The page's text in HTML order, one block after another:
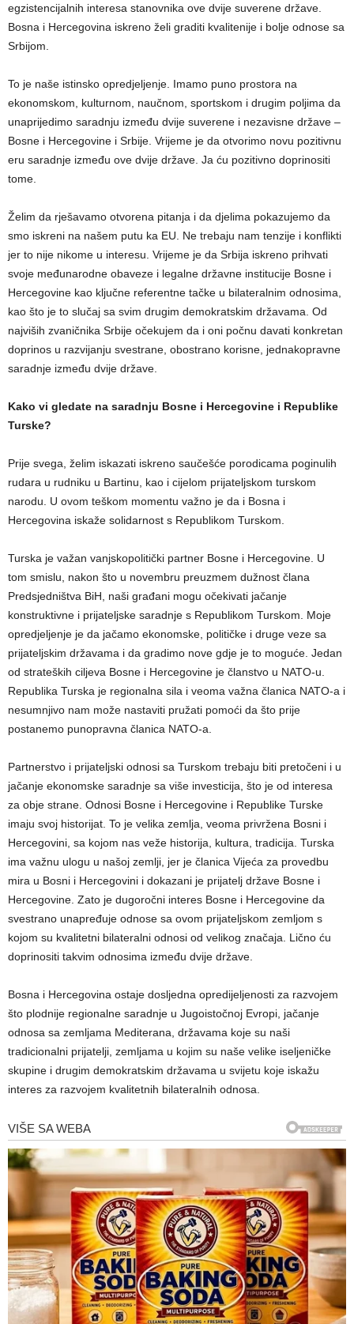
egzistencijalnih interesa stanovnika ove dvije suverene države.
Bosna i Hercegovina iskreno želi graditi kvalitenije i bolje odnose sa
Srbijom.
To je naše istinsko opredjeljenje. Imamo puno prostora na
ekonomskom, kulturnom, naučnom, sportskom i drugim poljima da
unaprijedimo saradnju između dvije suverene i nezavisne države –
Bosne i Hercegovine i Srbije. Vrijeme je da otvorimo novu pozitivnu
eru saradnje između ove dvije države. Ja ću pozitivno doprinositi
tome.
Želim da rješavamo otvorena pitanja i da djelima pokazujemo da
smo iskreni na našem putu ka EU. Ne trebaju nam tenzije i konflikti
jer to nije nikome u interesu. Vrijeme je da Srbija iskreno prihvati
svoje međunarodne obaveze i legalne državne institucije Bosne i
Hercegovine kao ključne referentne tačke u bilateralnim odnosima,
kao što je to slučaj sa svim drugim demokratskim državama. Od
najviših zvaničnika Srbije očekujem da i oni počnu davati konkretan
doprinos u razvijanju svestrane, obostrano korisne, jednakopravne
saradnje između dvije države.
Kako vi gledate na saradnju Bosne i Hercegovine i Republike
Turske?
Prije svega, želim iskazati iskreno saučešće porodicama poginulih
rudara u rudniku u Bartinu, kao i cijelom prijateljskom turskom
narodu. U ovom teškom momentu važno je da i Bosna i
Hercegovina iskaže solidarnost s Republikom Turskom.
Turska je važan vanjskopolitički partner Bosne i Hercegovine. U
tom smislu, nakon što u novembru preuzmem dužnost člana
Predsjedništva BiH, naši građani mogu očekivati jačanje
konstruktivne i prijateljske saradnje s Republikom Turskom. Moje
opredjeljenje je da jačamo ekonomske, političke i druge veze sa
prijateljskim državama i da gradimo nove gdje je to moguće. Jedan
od strateških ciljeva Bosne i Hercegovine je članstvo u NATO-u.
Republika Turska je regionalna sila i veoma važna članica NATO-a i
nesumnjivo nam može nastaviti pružati pomoći da što prije
postanemo punopravna članica NATO-a.
Partnerstvo i prijateljski odnosi sa Turskom trebaju biti pretočeni i u
jačanje ekonomske saradnje sa više investicija, što je od interesa
za obje strane. Odnosi Bosne i Hercegovine i Republike Turske
imaju svoj historijat. To je velika zemlja, veoma privržena Bosni i
Hercegovini, sa kojom nas veže historija, kultura, tradicija. Turska
ima važnu ulogu u našoj zemlji, jer je članica Vijeća za provedbu
mira u Bosni i Hercegovini i dokazani je prijatelj države Bosne i
Hercegovine. Zato je dugoročni interes Bosne i Hercegovine da
svestrano unapređuje odnose sa ovom prijateljskom zemljom s
kojom su kvalitetni bilateralni odnosi od velikog značaja. Lično ću
doprinositi takvim odnosima između dvije države.
Bosna i Hercegovina ostaje dosljedna opredijeljenosti za razvojem
što plodnije regionalne saradnje u Jugoistočnoj Evropi, jačanje
odnosa sa zemljama Mediterana, državama koje su naši
tradicionalni prijatelji, zemljama u kojim su naše velike iseljeničke
skupine i drugim demokratskim državama u svijetu koje iskažu
interes za razvojem kvalitetnih bilateralnih odnosa.